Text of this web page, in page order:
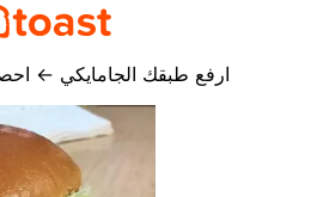
ارفع طبقك الجامايكي ←